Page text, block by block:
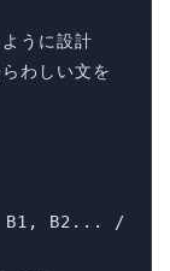
うに設計
わしい文を
/ B1, B2... /